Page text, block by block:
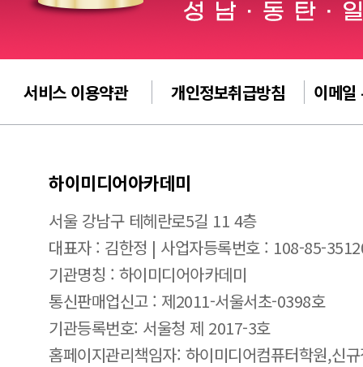
서비스 이용약관 개인정보취급방침 이메일
하이미디어아카데미
서울 강남구 테헤란로5길 11 4층
대표자 : 김한정 | 사업자등록번호 : 108-85-
기관명칭 : 하이미디어아카데미
통신판매업신고 : 제2011-서울서초-0398호
기관등록번호: 서울청 제 2017-3호
홈페이지관리책임자: 하이미디어컴퓨터학원,신